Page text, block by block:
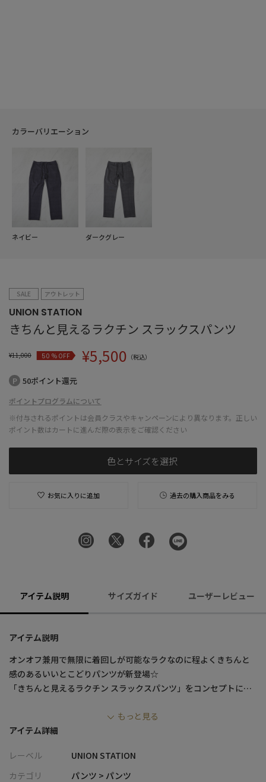
カラーバリエーション
ネイビー ダークグレー
SALE アウトレット
UNION STATION
きちんと見えるラクチン スラックスパンツ
¥11,000 50% OFF ¥5,500 （税込）
50ポイント還元
ポイントプログラムについて
※付与されるポイントは会員クラスやキャンペーンにより異なります。正しい
ポイント数はカートに進んだ際の表示をご確認ください
色とサイズを選択
お気に入りに追加 過去の購入商品をみる
アイテム説明 サイズガイド ユーザーレビュー
アイテム説明
オンオフ兼用で無限に着回しが可能なラクなのに程よくきちんと
感のあるいいとこどりパンツが新登場☆
「きちんと見えるラクチン スラックスパンツ」をコンセプトに、
裾口やセンタークリーツでスラックスの要素をベースとしなが
ィテールを持ち合わせたアイテム。
もっと見る
アイテム詳細
レーベル
UNION STATION
カテゴリ
パンツ > パンツ